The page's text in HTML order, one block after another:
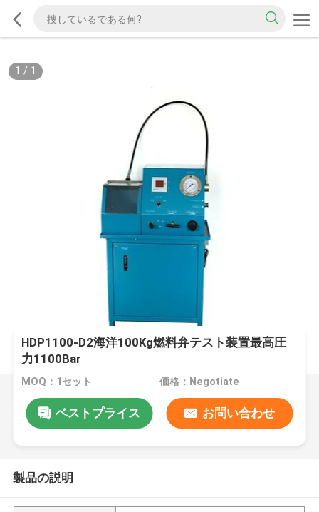
1 / 1
HDP1100-D2海洋100Kg燃料弁テスト装置最高圧
力1100Bar
MOQ：1セット 価格：Negotiate
ベストプライス お問い合わせ
製品の説明